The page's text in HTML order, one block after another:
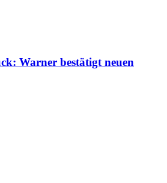
Warner bestätigt neuen